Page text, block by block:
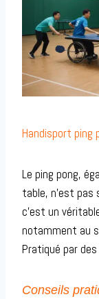
Handisport ping
Le ping pong,
table, n’est
c’est un
notamment au
Pratiqué par
Conseils